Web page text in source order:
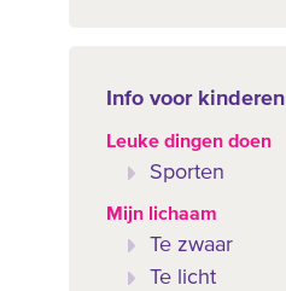
Info voor kinderen
Leuke dingen doen
Sporten
Mijn lichaam
Te zwaar
Te licht